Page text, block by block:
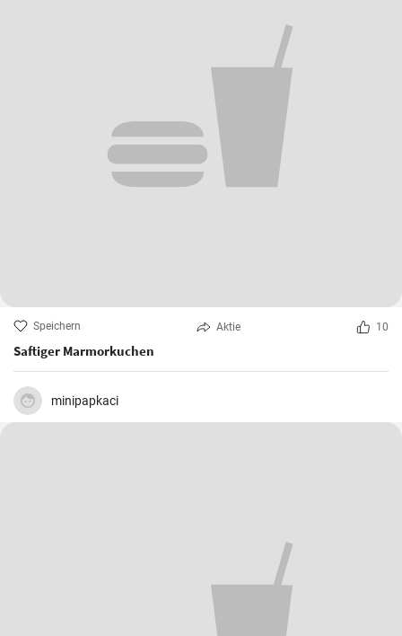
Speichern Aktie 10
Saftiger Marmorkuchen
minipapkaci